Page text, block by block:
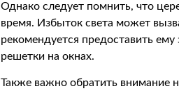
Однако следует помнить, что
время. Избыток света может
рекомендуется предоставить
решетки на окнах.
Также важно обратить внимание